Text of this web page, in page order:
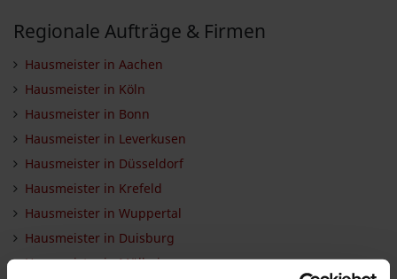
Regionale Aufträge & Firmen
Hausmeister in Aachen
Hausmeister in Köln
Hausmeister in Bonn
Hausmeister in Leverkusen
Hausmeister in Düsseldorf
Hausmeister in Krefeld
Hausmeister in Wuppertal
Hausmeister in Duisburg
Hausmeister in Mülheim